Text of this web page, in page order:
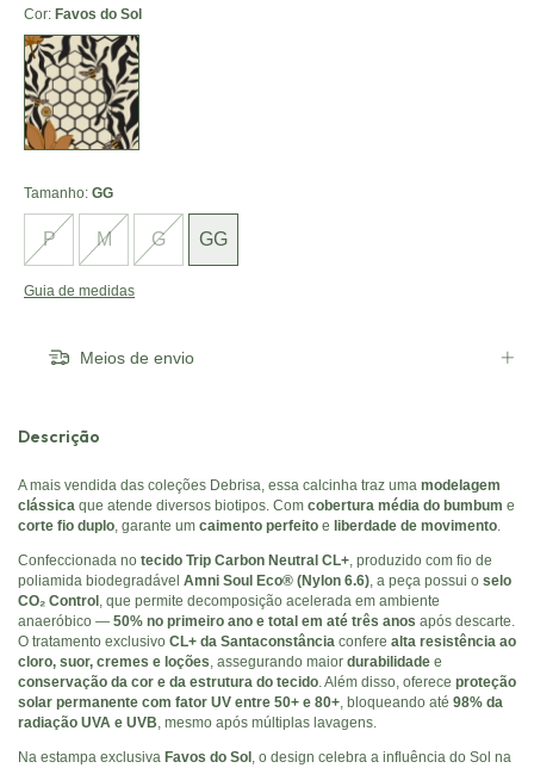
Cor: Favos do Sol
Favos do
Sol
Tamanho: GG
P M G GG
Guia de medidas
Meios de envio
Descrição
A mais vendida das coleções Debrisa, essa calcinha traz uma modelagem
clássica que atende diversos biotipos. Com cobertura média do bumbum e
corte fio duplo, garante um caimento perfeito e liberdade de movimento.
Confeccionada no tecido Trip Carbon Neutral CL+, produzido com fio de
poliamida biodegradável Amni Soul Eco® (Nylon 6.6), a peça possui o selo
CO₂ Control , que permite decomposição acelerada em ambiente
anaeróbico — 50% no primeiro ano e total em até três anos após descarte.
O tratamento exclusivo CL+ da Santaconstância confere alta resistência ao
cloro, suor, cremes e loções, assegurando maior durabilidade e
conservação da cor e da estrutura do tecido. Além disso, oferece proteção
solar permanente com fator UV entre 50+ e 80+, bloqueando até 98% da
radiação UVA e UVB, mesmo após múltiplas lavagens.
Na estampa exclusiva Favos do Sol , o design celebra a influência do Sol na